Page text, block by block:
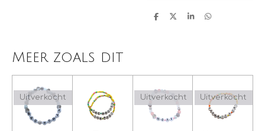
D
D
S
D
Meer zoals dit
Uitverkocht Uitverkocht Uitverkocht